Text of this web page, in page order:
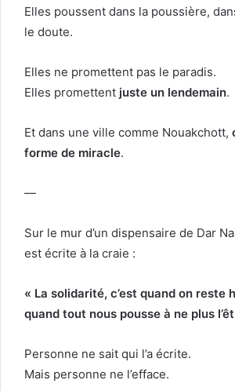
Elles poussent dans la poussière,
le doute.
Elles ne promettent pas le paradis.
Elles promettent juste un lendemain.
Et dans une ville comme Nouakchott,
forme de miracle.
—
Sur le mur d’un dispensaire de Dar
est écrite à la craie :
« La solidarité, c’est quand on reste
quand tout nous pousse à ne plus
Personne ne sait qui l’a écrite.
Mais personne ne l’efface.